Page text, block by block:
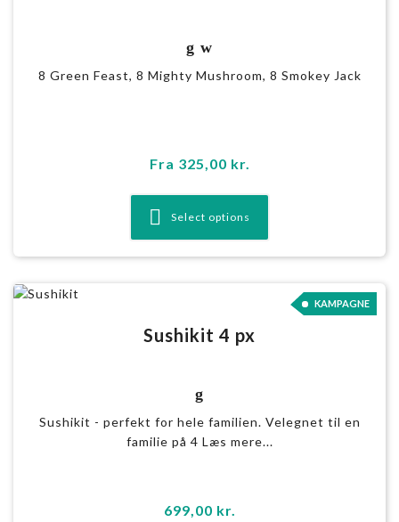
g w
8 Green Feast, 8 Mighty Mushroom, 8 Smokey Jack
Fra 325,00 kr.
Select options
KAMPAGNE
Sushikit 4 px
g
Sushikit - perfekt for hele familien. Velegnet til en
familie på 4 Læs mere...
699,00 kr.